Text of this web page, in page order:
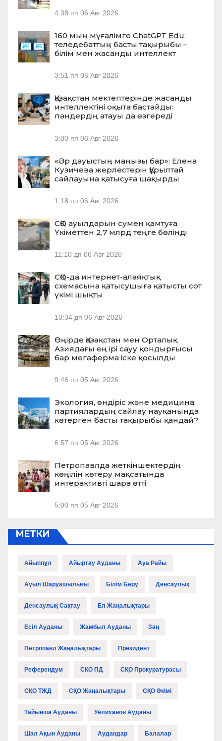
4:38 пп 06 Авг 2026
160 мың мұғалімге ChatGPT Edu:
теледебаттың басты тақырыбы –
білім мен жасанды интеллект
3:51 пп 06 Авг 2026
Қазақстан мектептерінде жасанды
интеллектіні оқыта бастайды:
пәндердің атауы да өзгереді
3:00 пп 06 Авг 2026
«Әр дауыстың маңызы бар»: Елена
Кузичева жерлестерін Құрылтай
сайлауына қатысуға шақырды
1:18 пп 06 Авг 2026
СҚО ауылдарын сумен қамтуға
Үкіметтен 2,7 млрд теңге бөлінді
11:10 дп 06 Авг 2026
СҚО-да интернет-алаяқтық
схемасына қатысушыға қатысты сот
үкімі шықты
10:34 дп 06 Авг 2026
Өңірде Қазақстан мен Орталық
Азиядағы ең ірі сауу қондырғысы
бар мегаферма іске қосылды
9:46 пп 05 Авг 2026
Экология, өндіріс және медицина:
партиялардың сайлау науқанында
көтерген басты тақырыбы қандай?
6:57 пп 05 Авг 2026
Петропавлда жеткіншектердің
көңілін көтеру мақсатында
интерактивті шара өтті
5:00 пп 05 Авг 2026
МЕТКИ
Айыппұл Айыртау Ауданы Ауа Райы
Ауыл Шаруашылығы Білім Беру Денсаулық
Денсаулық Сақтау Ел Жаңалықтары
Есіл Ауданы Жамбыл Ауданы Заң
Петропавл Жаңалықтары Президент
Референдум СҚО ПД СҚО Прокуратурасы
СҚО ТЖД СҚО Жаңалықтары СҚО Әкімі
Тайынша Ауданы Уәлиханов Ауданы
Шал Ақын Ауданы Аудандар Балалар